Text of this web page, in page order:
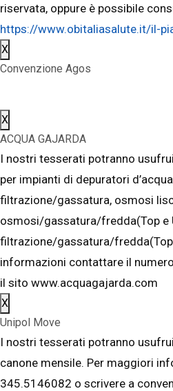
riservata, oppure è possibile
https://www.obitaliasalute.it/il-
X
Convenzione Agos
X
ACQUA GAJARDA
I nostri tesserati potranno
per impianti di depuratori
filtrazione/gassatura, osmosi
osmosi/gassatura/fredda(Top e
filtrazione/gassatura/
informazioni contattare il
il sito www.acquagajarda.com
X
Unipol Move
I nostri tesserati potranno
canone mensile. Per maggiori
345.5146082 o scrivere a